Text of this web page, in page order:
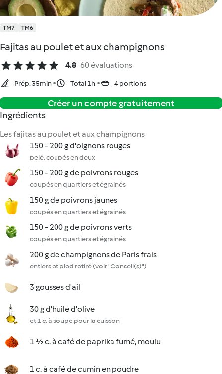
TM7 TM6
Fajitas au poulet et aux champignons
4.8 60 évaluations
Prép. 35min Total 1h 4 portions
Créer un compte gratuitement
Ingrédients
Les fajitas au poulet et aux champignons
150 - 200 g d'oignons rouges
pelé, coupés en deux
150 - 200 g de poivrons rouges
coupés en quartiers et égrainés
150 g de poivrons jaunes
coupés en quartiers et égrainés
150 - 200 g de poivrons verts
coupés en quartiers et égrainés
200 g de champignons de Paris frais
entiers et pied retiré (voir "Conseil(s)")
3 gousses d'ail
30 g d'huile d'olive
et 1 c. à soupe pour la cuisson
1 ½ c. à café de paprika fumé, moulu
1 c. à café de cumin en poudre